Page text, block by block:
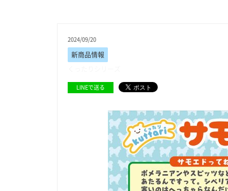
2024/09/20
新商品情報
LINEで送る